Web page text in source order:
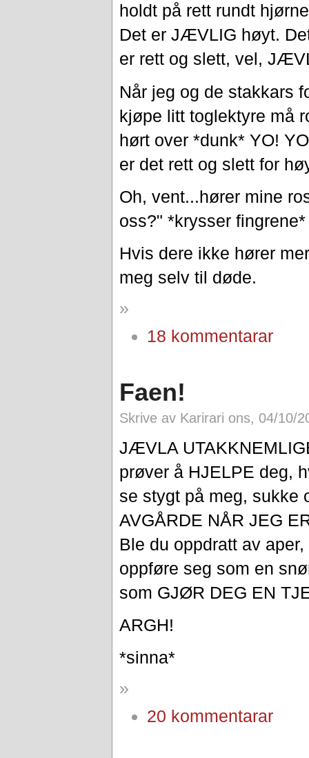
holdt på rett rundt
Det er JÆVLIG høyt.
er rett og slett, vel,
Når jeg og de stakkars
kjøpe litt toglektyre må
hørt over *dunk* YO!
er det rett og slett for
Oh, vent...hører mine
oss?" *krysser fingrene*
Hvis dere ikke hører
meg selv til døde.
»
18 kommentarar
Faen!
Skrive av Karirari ons, 04/10/
JÆVLA
prøver å HJELPE deg,
se stygt på meg, sukke
AVGÅRDE NÅR JEG
Ble du oppdratt av
oppføre seg som en
som GJØR DEG EN
ARGH!
*sinna*
»
20 kommentarar